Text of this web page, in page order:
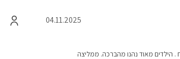
04.11.2025
. הילדים מאוד נהנו מהברכה. ממליצה